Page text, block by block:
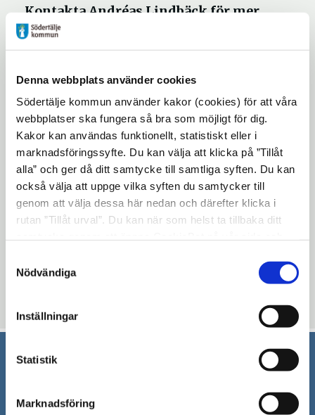
Denna webbplats använder cookies
Södertälje kommun använder kakor (cookies) för att våra
webbplatser ska fungera så bra som möjligt för dig.
Kakor kan användas funktionellt, statistiskt eller i
marknadsföringssyfte. Du kan välja att klicka på ”Tillåt
alla” och ger då ditt samtycke till samtliga syften. Du kan
också välja att uppge vilka syften du samtycker till
genom att välja dessa här nedan och därefter klicka i
rutan ”Tillåt urval”. Du kan när som helst ta tillbaka ditt
"Visa detaljer" kan du läsa om hur kakorna används och
hur vi och våra leverantörer inhämtar och behandlar
Nödvändiga
Inställningar
Statistik
Marknadsföring
Kontakta Andréas Lindbäck för mer
information.
andreas.lindback@sodertalje.se 070-722
151 89 Södertälje